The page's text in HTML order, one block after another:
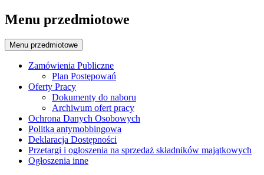
Menu przedmiotowe
Menu przedmiotowe
Zamówienia Publiczne
Plan Postępowań
Oferty Pracy
Dokumenty do naboru
Archiwum ofert pracy
Ochrona Danych Osobowych
Politka antymobbingowa
Deklaracja Dostępności
Przetargi i ogłoszenia na sprzedaż składników majątkowych
Ogłoszenia inne